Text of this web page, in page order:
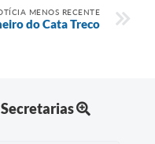
MENOS RECENTE
do Cata Treco
Secretarias